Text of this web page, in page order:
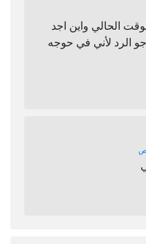
الحالي واين اجد
الرد لأني في حوجه